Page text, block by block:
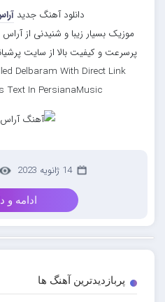
دانلود آهنگ جدید
موزیک بسیار زیبا و شنیدنی از آراس
پرسرعت و کیفیت بالا از سایت
Delbaram With Direct Link
Text In PersianaMusic
14 ژانویه 2023
ادامه و
پربازدیدترین آهنگ ها